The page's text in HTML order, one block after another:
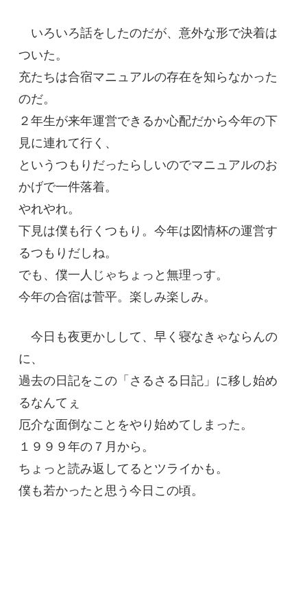
いろいろ話をしたのだが、意外な形で決着は
ついた。
充たちは合宿マニュアルの存在を知らなかった
のだ。
２年生が来年運営できるか心配だから今年の下
見に連れて行く、
というつもりだったらしいのでマニュアルのお
かげで一件落着。
やれやれ。
下見は僕も行くつもり。今年は図情杯の運営す
るつもりだしね。
でも、僕一人じゃちょっと無理っす。
今年の合宿は菅平。楽しみ楽しみ。
今日も夜更かしして、早く寝なきゃならんの
に、
過去の日記をこの「さるさる日記」に移し始め
るなんてぇ
厄介な面倒なことをやり始めてしまった。
１９９９年の７月から。
ちょっと読み返してるとツライかも。
僕も若かったと思う今日この頃。